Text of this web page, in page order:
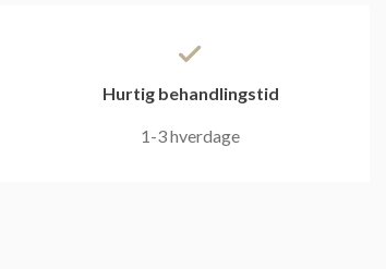
Hurtig behandlingstid
1-3 hverdage